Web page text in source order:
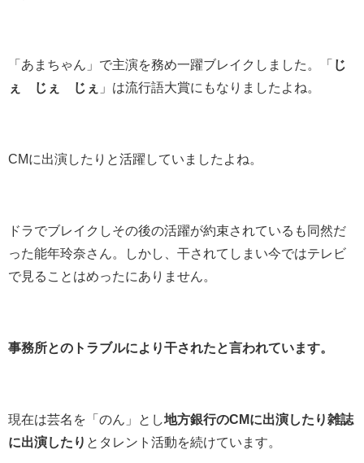
「あまちゃん」で主演を務め一躍ブレイクしました。「 じ
ぇ じぇ じぇ
」は流行語大賞にもなりましたよね。
CMに出演したりと活躍していましたよね。
ドラでブレイクしその後の活躍が約束されているも同然だ
った能年玲奈さん。しかし、干されてしまい今ではテレビ
で見ることはめったにありません。
事務所とのトラブルにより干されたと言われています。
現在は芸名を「のん」とし 地方銀行のCMに出演したり雑誌
に出演したり とタレント活動を続けています。